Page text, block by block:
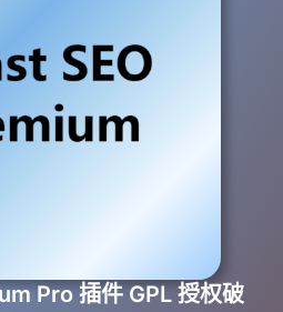
Pro 插件 GPL 授权破